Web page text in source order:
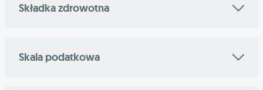
Składka zdrowotna
Skala podatkowa